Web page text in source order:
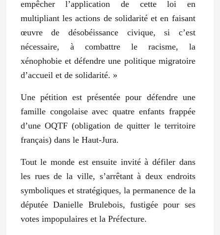
empêcher l’application de cette loi en
multipliant les actions de solidarité et en faisant
œuvre de désobéissance civique, si c’est
nécessaire, à combattre le racisme, la
xénophobie et défendre une politique migratoire
d’accueil et de solidarité. »
Une pétition est présentée pour défendre une
famille congolaise avec quatre enfants frappée
d’une OQTF (obligation de quitter le territoire
français) dans le Haut-Jura.
Tout le monde est ensuite invité à défiler dans
les rues de la ville, s’arrêtant à deux endroits
symboliques et stratégiques, la permanence de la
députée Danielle Brulebois, fustigée pour ses
votes impopulaires et la Préfecture.